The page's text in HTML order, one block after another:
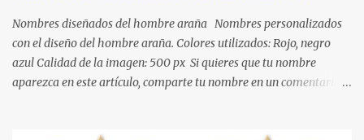
color gris es un color muy relajante y por lo tanto entra en la lista
de colo...
Nombres diseñados del hombre araña Nombres personalizados
con el diseño del hombre araña. Colores utilizados: Rojo, negro
azul Calidad de la imagen: 500 px Si quieres que tu nombre
aparezca en este artículo, comparte tu nombre en un comentario y